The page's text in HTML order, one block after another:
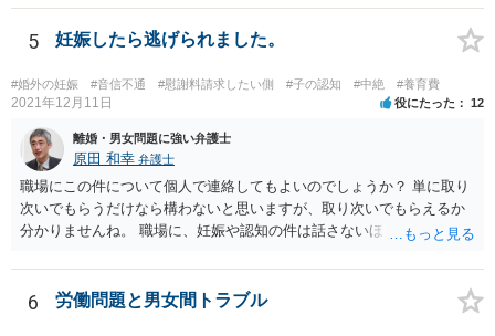
5 妊娠したら逃げられました。
#婚外の妊娠 #音信不通 #慰謝料請求したい側 #子の認知 #中絶 #養育費
2021年12月11日 役にたった 12
離婚・男女問題に強い弁護士
原田 和幸 弁護士
職場にこの件について個人で連絡してもよいのでしょうか？ 単に取り
次いでもらうだけなら構わないと思いますが、取り次いでもらえるか
分かりませんね。 職場に、妊娠や認知の件は話さないほうがよいと思
難しいと思われれば、弁護士に入ってもらうことも検討されてくださ
い。 一度、お近くの弁護士に相談されてみてもよいと思います。
6 労働問題と男女間トラブル